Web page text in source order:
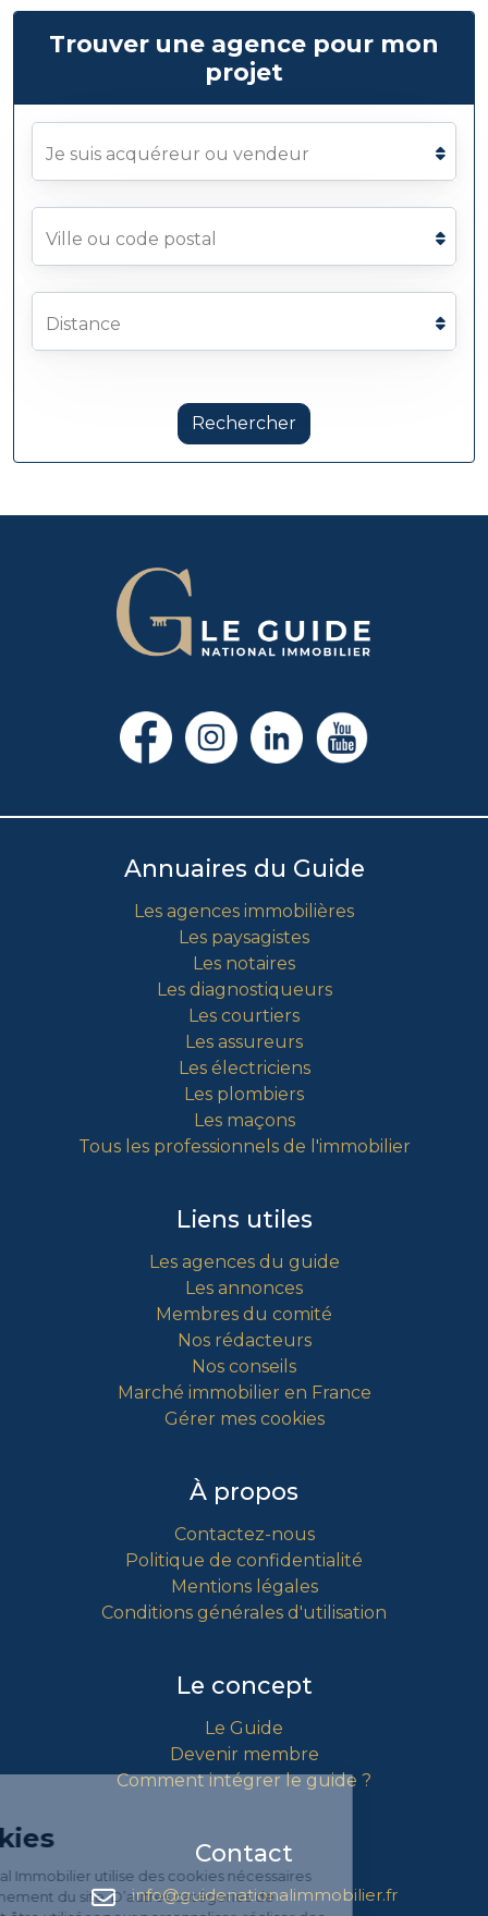
Trouver une agence pour mon
projet
Je suis acquéreur ou vendeur
Ville ou code postal
Distance
Rechercher
Annuaires du Guide
Les agences immobilières
Les paysagistes
Les notaires
Les diagnostiqueurs
Les courtiers
Les assureurs
Les électriciens
Les plombiers
Les maçons
Tous les professionnels de l'immobilier
Liens utiles
Les agences du guide
Les annonces
Membres du comité
Nos rédacteurs
Nos conseils
Marché immobilier en France
Gérer mes cookies
À propos
Contactez-nous
Politique de confidentialité
Mentions légales
Conditions générales d'utilisation
Le concept
Le Guide
Devenir membre
Comment intégrer le guide ?
Contact
info@guidenationalimmobilier.fr
Le Guide National Immobilier utilise des
cookies nécessaires au bon
fonctionnement du site. D’autres catégories de cookies